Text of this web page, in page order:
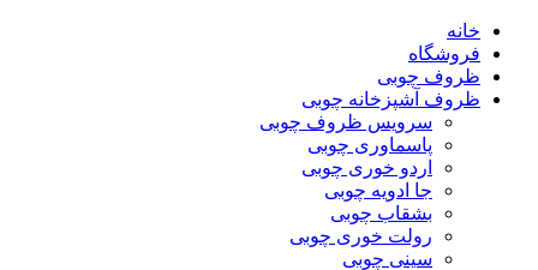
خانه
فروشگاه
ظروف چوبی
ظروف آشپزخانه چوبی
سرویس ظروف چوبی
پاسماوری چوبی
اردو خوری چوبی
جا ادویه چوبی
بشقاب چوبی
رولت خوری چوبی
سینی چوبی